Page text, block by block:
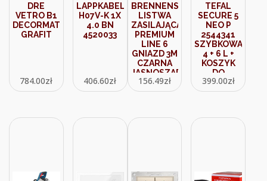
DRE
VETRO B1
DECORMAT
GRAFIT
784.00zł
LAPPKABEL
H07V-K 1X
4.0 BN
4520033
406.60zł
BRENNENSTUHL
LISTWA
ZASILAJĄCA
PREMIUM
LINE 6
GNIAZD 3M
CZARNA
JASNOSZARA
1951564100
156.49zł
TEFAL
SECURE 5
NEO P
2544341
SZYBKOWAR
4 + 6 L +
KOSZYK
DO
GOTOWANIA
NA PARZE
399.00zł